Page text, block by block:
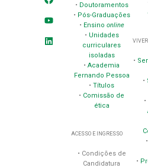
• Doutoramentos
• Pós-Graduações
• Ensino online
• Unidades
curriculares
isoladas
•Academia
Fernando Pessoa
•Títulos
• Comissão de
ética
ACESSO E INGRESSO
• Condições de
Candidatura
VIVER
•
•
•
•
•